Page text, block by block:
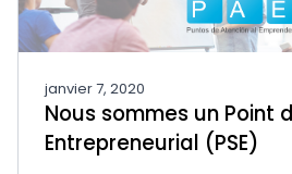
janvier 7, 2020
Nous sommes un Point
Entrepreneurial (PSE)